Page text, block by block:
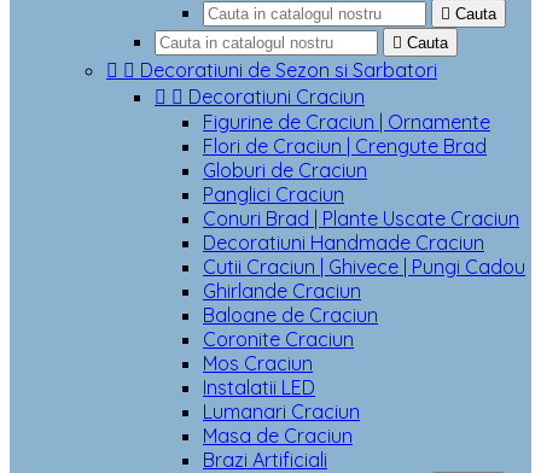
 Cauta
 Cauta
  Decoratiuni de Sezon si Sarbatori
  Decoratiuni Craciun
Figurine de Craciun | Ornamente
Flori de Craciun | Crengute Brad
Globuri de Craciun
Panglici Craciun
Conuri Brad | Plante Uscate Craciun
Decoratiuni Handmade Craciun
Cutii Craciun | Ghivece | Pungi Cadou
Ghirlande Craciun
Baloane de Craciun
Coronite Craciun
Mos Craciun
Instalatii LED
Lumanari Craciun
Masa de Craciun
Brazi Artificiali